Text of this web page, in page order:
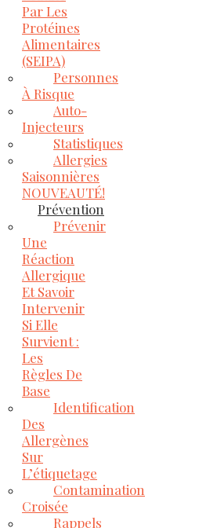
Par Les
Protéines
Alimentaires
(SEIPA)
Personnes
À Risque
Auto-
Injecteurs
Statistiques
Allergies
Saisonnières
NOUVEAUTÉ!
Prévention
Prévenir
Une
Réaction
Allergique
Et Savoir
Intervenir
Si Elle
Survient :
Les
Règles De
Base
Identification
Des
Allergènes
Sur
L’étiquetage
Contamination
Croisée
Rappels